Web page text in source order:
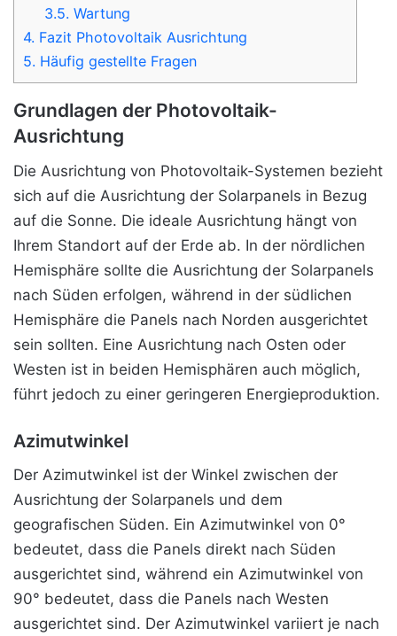
3.5. Wartung
4. Fazit Photovoltaik Ausrichtung
5. Häufig gestellte Fragen
Grundlagen der Photovoltaik-
Ausrichtung
Die Ausrichtung von Photovoltaik-Systemen bezieht
sich auf die Ausrichtung der Solarpanels in Bezug
auf die Sonne. Die ideale Ausrichtung hängt von
Ihrem Standort auf der Erde ab. In der nördlichen
Hemisphäre sollte die Ausrichtung der Solarpanels
nach Süden erfolgen, während in der südlichen
Hemisphäre die Panels nach Norden ausgerichtet
sein sollten. Eine Ausrichtung nach Osten oder
Westen ist in beiden Hemisphären auch möglich,
führt jedoch zu einer geringeren Energieproduktion.
Azimutwinkel
Der Azimutwinkel ist der Winkel zwischen der
Ausrichtung der Solarpanels und dem
geografischen Süden. Ein Azimutwinkel von 0°
bedeutet, dass die Panels direkt nach Süden
ausgerichtet sind, während ein Azimutwinkel von
90° bedeutet, dass die Panels nach Westen
ausgerichtet sind. Der Azimutwinkel variiert je nach